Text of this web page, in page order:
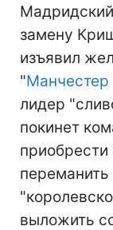
замену
изъявил
"Манчестер
лидер
покинет
выложить